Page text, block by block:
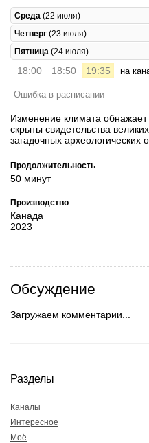
Среда (22 июля)
Четверг (23 июля)
Пятница (24 июля)
18:00 18:50 19:35 на
Ошибка в расписании
Изменение климата
скрыты свидетельства
загадочных археологических
Продолжительность
50 минут
Производство
Канада
2023
Обсуждение
Загружаем комментарии...
Разделы
Каналы
Интересное
Моё